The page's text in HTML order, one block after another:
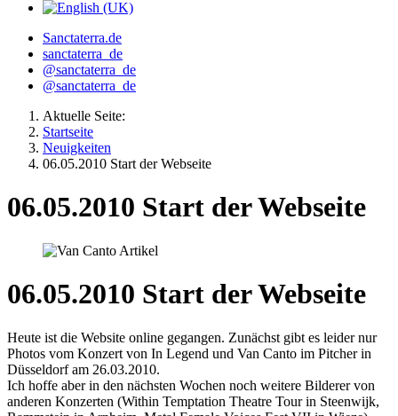
Sanctaterra.de
sanctaterra_de
@sanctaterra_de
@sanctaterra_de
Aktuelle Seite:
Startseite
Neuigkeiten
06.05.2010 Start der Webseite
06.05.2010 Start der Webseite
06.05.2010 Start der Webseite
Heute ist die Website online gegangen. Zunächst gibt es leider nur
Photos vom Konzert von In Legend und Van Canto im Pitcher in
Düsseldorf am 26.03.2010.
Ich hoffe aber in den nächsten Wochen noch weitere Bilderer von
anderen Konzerten (Within Temptation Theatre Tour in Steenwijk,